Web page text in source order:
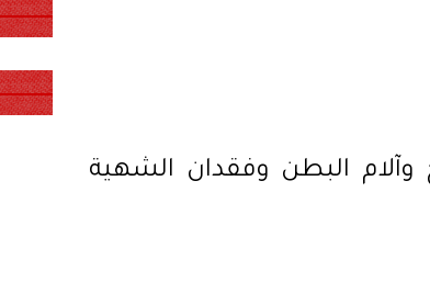
البطن وفقدان الشهية